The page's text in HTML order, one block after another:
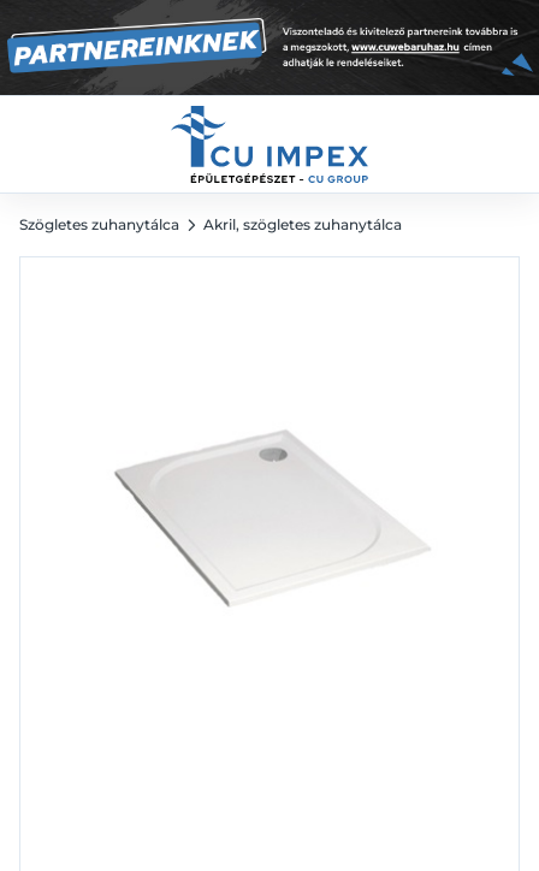
Szögletes zuhanytálca Akril, szögletes zuhanytálca
135 755 Ft